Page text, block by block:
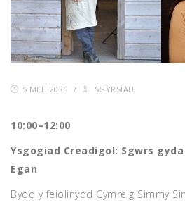
5 MEH 2026 / SGYRSIAU
10:00–12:00
Ysgogiad Creadigol: Sgwrs gyda
Egan
Bydd y feiolinydd Cymreig Simmy